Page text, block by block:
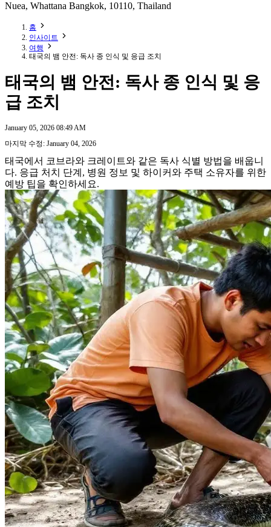
Nuea, Whattana Bangkok, 10110, Thailand
홈
인사이트
여행
태국의 뱀 안전: 독사 종 인식 및 응급 조치
태국의 뱀 안전: 독사 종 인식 및 응
급 조치
January 05, 2026 08:49 AM
마지막 수정: January 04, 2026
태국에서 코브라와 크레이트와 같은 독사 식별 방법을 배웁니
다. 응급 처치 단계, 병원 정보 및 하이커와 주택 소유자를 위한
예방 팁을 확인하세요.